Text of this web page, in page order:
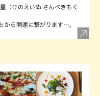
（ひのえいぬ さんぺきもく
から開運に繋がります…。